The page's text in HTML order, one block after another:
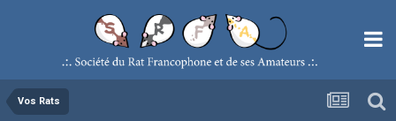
Vos Rats